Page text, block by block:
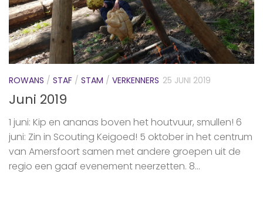
ROWANS / STAF / STAM / VERKENNERS 25 JUNI 2019
Juni 2019
1 juni: Kip en ananas boven het houtvuur, smullen! 6
juni: Zin in Scouting Keigoed! 5 oktober in het centrum
van Amersfoort samen met andere groepen uit de
regio een gaaf evenement neerzetten. 8...